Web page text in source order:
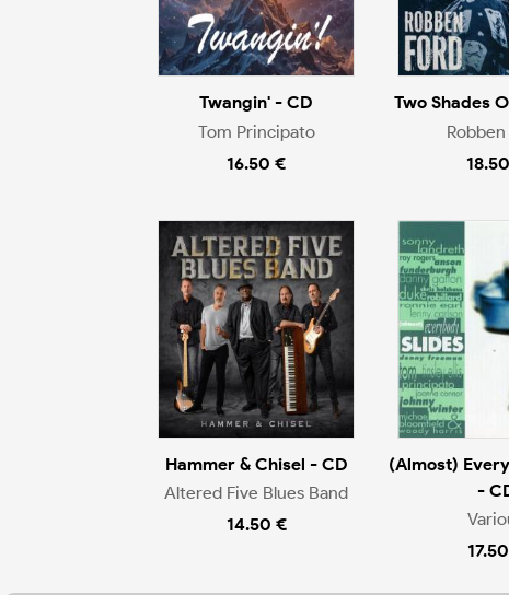
Twangin' - CD
Tom Principato
16.50 €
Two Shades
Hammer & Chisel - CD
Altered Five Blues Band
14.50 €
(Almost)
-